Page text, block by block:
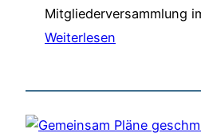
Mitgliederversammlung
Weiterlesen